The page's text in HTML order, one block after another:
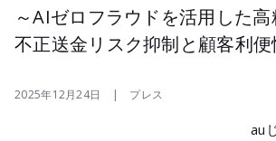
IR情報
～AIゼロフラウドを活用した高
不正送金リスク抑制と顧客利便
2025年12月24日 | プレス
au